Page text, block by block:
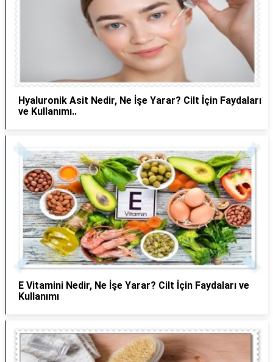
Hyaluronik Asit Nedir, Ne İşe Yarar? Cilt İçin Faydaları
ve Kullanımı..
E Vitamini Nedir, Ne İşe Yarar? Cilt İçin Faydaları ve
Kullanımı